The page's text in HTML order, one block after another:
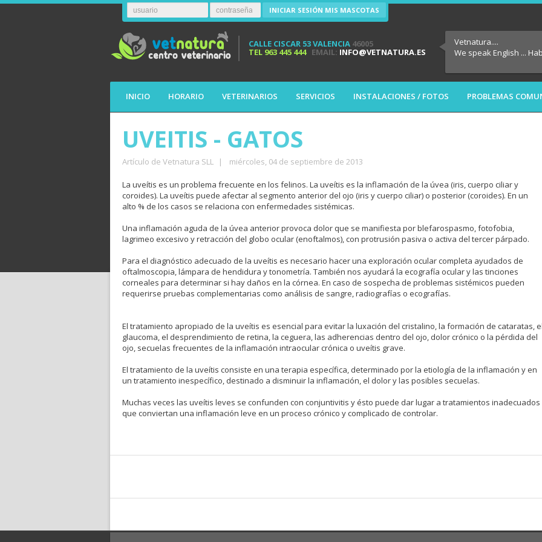
INICIAR SESIÓN MIS MASCOTAS
CALLE CISCAR 53 VALENCIA 46005
TEL 963 445 444EMAIL: INFO@VETNATURA.ES
INICIO HORARIO VETERINARIOS SERVICIOS INSTALACIONES / FOTOS PROBLEMAS
Vetnatura....
We speak English ...
UVEITIS - GATOS
Artículo de Vetnatura SLL | miércoles, 04 de septiembre de 2013
La uveítis es un problema frecuente en los felinos. La uveítis es la inflamación de la úvea (iris, cuerpo ciliar y
coroides). La uveítis puede afectar al segmento anterior del ojo (iris y cuerpo ciliar) o posterior (coroides). En un
alto % de los casos se relaciona con enfermedades sistémicas.
Una inflamación aguda de la úvea anterior provoca dolor que se manifiesta por blefarospasmo, fotofobia,
lagrimeo excesivo y retracción del globo ocular (enoftalmos), con protrusión pasiva o activa del tercer párpado.
Para el diagnóstico adecuado de la uveítis es necesario hacer una exploración ocular completa ayudados de
oftalmoscopia, lámpara de hendidura y tonometría. También nos ayudará la ecografía ocular y las tinciones
corneales para determinar si hay daños en la córnea. En caso de sospecha de problemas sistémicos pueden
requerirse pruebas complementarias como análisis de sangre, radiografías o ecografías.
El tratamiento apropiado de la uveítis es esencial para evitar la luxación del cristalino, la formación de cataratas,
glaucoma, el desprendimiento de retina, la ceguera, las adherencias dentro del ojo, dolor crónico o la pérdida del
ojo, secuelas frecuentes de la inflamación intraocular crónica o uveítis grave.
El tratamiento de la uveítis consiste en una terapia específica, determinado por la etiología de la inflamación y en
un tratamiento inespecífico, destinado a disminuir la inflamación, el dolor y las posibles secuelas.
Muchas veces las uveítis leves se confunden con conjuntivitis y ésto puede dar lugar a tratamientos inadecuados
que conviertan una inflamación leve en un proceso crónico y complicado de controlar.